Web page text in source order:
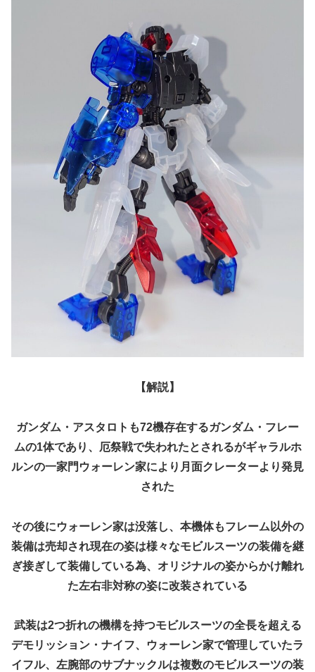
【解説】
ガンダム・アスタロトも72機存在するガンダム・フレー
ムの1体であり、厄祭戦で失われたとされるがギャラルホ
ルンの一家門ウォーレン家により月面クレーターより発見
された
その後にウォーレン家は没落し、本機体もフレーム以外の
装備は売却され現在の姿は様々なモビルスーツの装備を継
ぎ接ぎして装備している為、オリジナルの姿からかけ離れ
た左右非対称の姿に改装されている
武装は2つ折れの機構を持つモビルスーツの全長を超える
デモリッション・ナイフ、ウォーレン家で管理していたラ
イフル、左腕部のサブナックルは複数のモビルスーツの装